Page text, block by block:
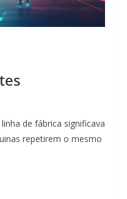
de fábrica significava
repetirem o mesmo